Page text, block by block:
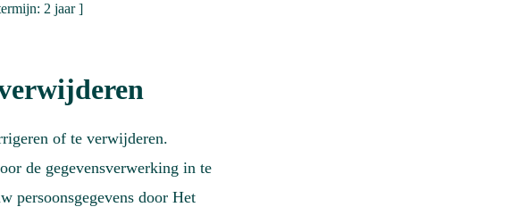
2 jaar ]
of te verwijderen.
de gegevensverwerking in te
persoonsgegevens door Het